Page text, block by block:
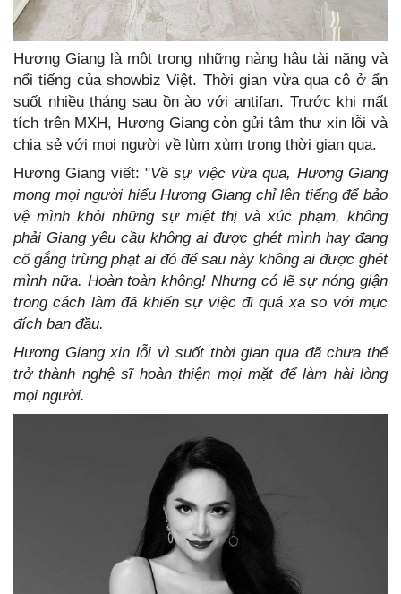
Hương Giang là một trong những nàng hậu tài năng và
nổi tiếng của showbiz Việt. Thời gian vừa qua cô ở ẩn
suốt nhiều tháng sau ồn ào với antifan. Trước khi mất
tích trên MXH, Hương Giang còn gửi tâm thư xin lỗi và
chia sẻ với mọi người về lùm xùm trong thời gian qua.
Hương Giang viết: "Về sự việc vừa qua, Hương Giang
mong mọi người hiểu Hương Giang chỉ lên tiếng để bảo
vệ mình khỏi những sự miệt thị và xúc phạm, không
phải Giang yêu cầu không ai được ghét mình hay đang
cố gắng trừng phạt ai đó để sau này không ai được ghét
mình nữa. Hoàn toàn không! Nhưng có lẽ sự nóng giận
trong cách làm đã khiến sự việc đi quá xa so với mục
đích ban đầu.
Hương Giang xin lỗi vì suốt thời gian qua đã chưa thể
trở thành nghệ sĩ hoàn thiện mọi mặt để làm hài lòng
mọi người.